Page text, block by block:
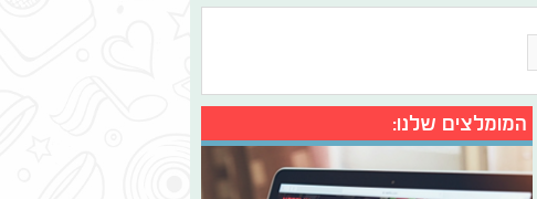
המומלצים שלנו: